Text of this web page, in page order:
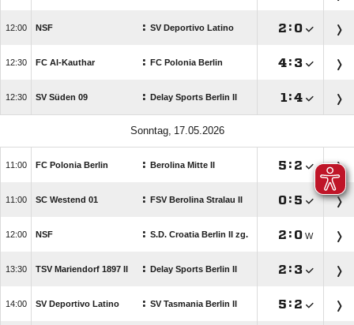
 NSF : SV Deportivo Latino  : 
 FC Al-Kauthar : FC Polonia Berlin : 
 SV Süden 09 : Delay Sports Berlin II  :
 
 FC Polonia Berlin : Berolina Mitte II  : 
 SC Westend 01 : FSV Berolina Stralau II : 
 NSF : S.D. Croatia Berlin II zg.  : W
 TSV Mariendorf 1897 II : Delay Sports Berlin II  : 
 SV Deportivo Latino : SV Tasmania Berlin II  : 